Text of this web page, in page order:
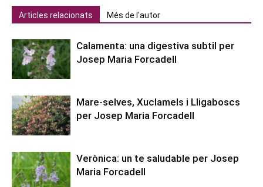
Articles relacionats Més de l'autor
Calamenta: una digestiva subtil per
Josep Maria Forcadell
Mare-selves, Xuclamels i Lligaboscs
per Josep Maria Forcadell
Verònica: un te saludable per Josep
Maria Forcadell